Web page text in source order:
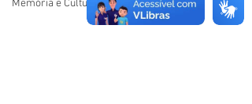
Memória e Cultura